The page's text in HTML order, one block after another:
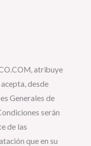
atribuye
desde
Generales de
serán
de las
que en su